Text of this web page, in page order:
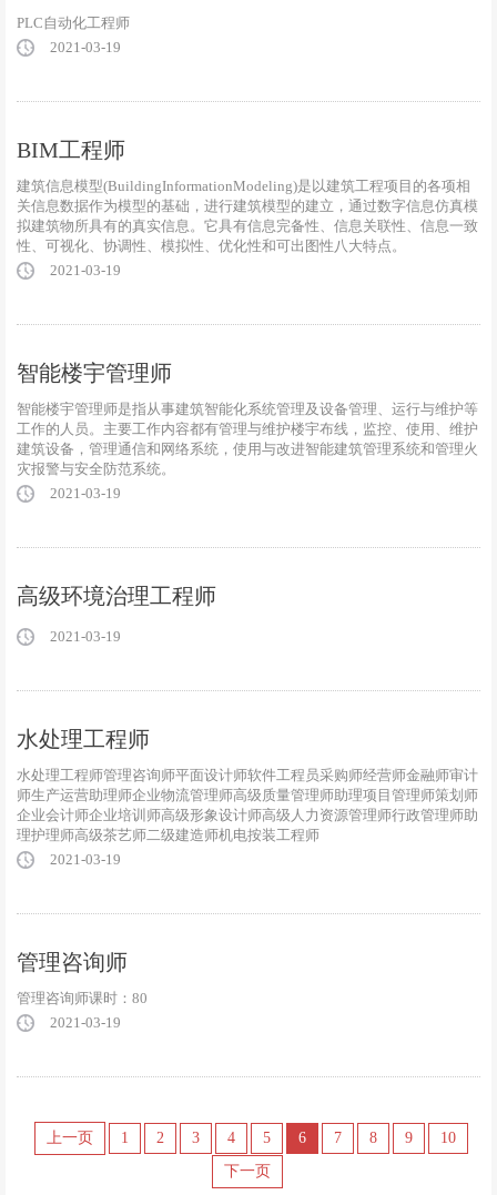
PLC自动化工程师
2021-03-19
BIM工程师
建筑信息模型(BuildingInformationModeling)是以建筑工程项目的各项相
关信息数据作为模型的基础，进行建筑模型的建立，通过数字信息仿真模
拟建筑物所具有的真实信息。它具有信息完备性、信息关联性、信息一致
性、可视化、协调性、模拟性、优化性和可出图性八大特点。
2021-03-19
智能楼宇管理师
智能楼宇管理师是指从事建筑智能化系统管理及设备管理、运行与维护等
工作的人员。主要工作内容都有管理与维护楼宇布线，监控、使用、维护
建筑设备，管理通信和网络系统，使用与改进智能建筑管理系统和管理火
灾报警与安全防范系统。
2021-03-19
高级环境治理工程师
2021-03-19
水处理工程师
水处理工程师管理咨询师平面设计师软件工程员采购师经营师金融师审计
师生产运营助理师企业物流管理师高级质量管理师助理项目管理师策划师
企业会计师企业培训师高级形象设计师高级人力资源管理师行政管理师助
理护理师高级茶艺师二级建造师机电按装工程师
2021-03-19
管理咨询师
管理咨询师课时：80
2021-03-19
上一页 1 2 3 4 5 6 7 8 9
10
下一页